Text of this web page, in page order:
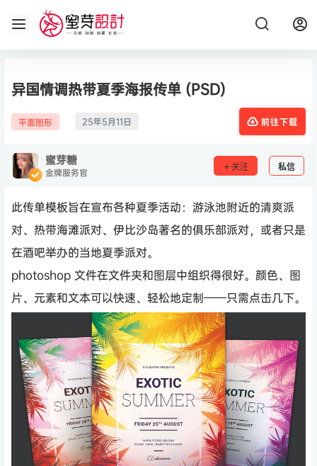
异国情调热带夏季海报传单 (PSD)
平面图形 25年5月11日 前往下载
蜜芽糖
金牌服务官 关注 私信
此传单模板旨在宣布各种夏季活动：游泳池附近的清爽派
对、热带海滩派对、伊比沙岛著名的俱乐部派对，或者只是
在酒吧举办的当地夏季派对。
photoshop 文件在文件夹和图层中组织得很好。颜色、图
片、元素和文本可以快速、轻松地定制——只需点击几下。